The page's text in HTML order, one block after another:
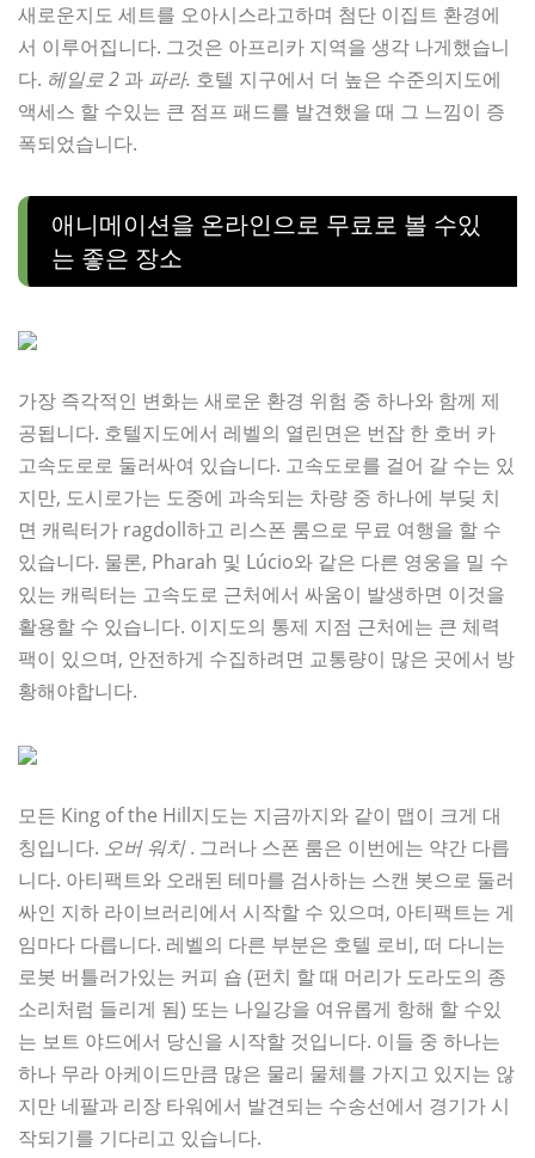
새로운지도 세트를 오아시스라고하며 첨단 이집트 환경에
서 이루어집니다. 그것은 아프리카 지역을 생각 나게했습니
다. 헤일로 2 과 파라. 호텔 지구에서 더 높은 수준의지도에
액세스 할 수있는 큰 점프 패드를 발견했을 때 그 느낌이 증
폭되었습니다.
애니메이션을 온라인으로 무료로 볼 수있
는 좋은 장소
가장 즉각적인 변화는 새로운 환경 위험 중 하나와 함께 제
공됩니다. 호텔지도에서 레벨의 열린면은 번잡 한 호버 카
고속도로로 둘러싸여 있습니다. 고속도로를 걸어 갈 수는 있
지만, 도시로가는 도중에 과속되는 차량 중 하나에 부딪 치
면 캐릭터가 ragdoll하고 리스폰 룸으로 무료 여행을 할 수
있습니다. 물론, Pharah 및 Lúcio와 같은 다른 영웅을 밀 수
있는 캐릭터는 고속도로 근처에서 싸움이 발생하면 이것을
활용할 수 있습니다. 이지도의 통제 지점 근처에는 큰 체력
팩이 있으며, 안전하게 수집하려면 교통량이 많은 곳에서 방
황해야합니다.
모든 King of the Hill지도는 지금까지와 같이 맵이 크게 대
칭입니다. 오버 워치. 그러나 스폰 룸은 이번에는 약간 다릅
니다. 아티팩트와 오래된 테마를 검사하는 스캔 봇으로 둘러
싸인 지하 라이브러리에서 시작할 수 있으며, 아티팩트는 게
임마다 다릅니다. 레벨의 다른 부분은 호텔 로비, 떠 다니는
로봇 버틀러가있는 커피 숍 (펀치 할 때 머리가 도라도의 종
소리처럼 들리게 됨) 또는 나일강을 여유롭게 항해 할 수있
는 보트 야드에서 당신을 시작할 것입니다. 이들 중 하나는
하나 무라 아케이드만큼 많은 물리 물체를 가지고 있지는 않
지만 네팔과 리장 타워에서 발견되는 수송선에서 경기가 시
작되기를 기다리고 있습니다.